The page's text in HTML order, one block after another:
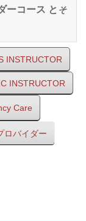
ーコース と そ
INSTRUCTOR
INSTRUCTOR
Care
ロバイダー